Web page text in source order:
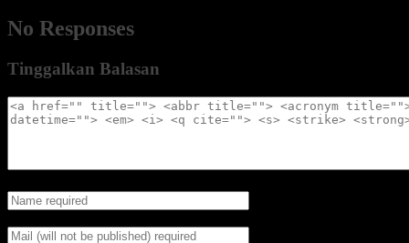
No Responses
Tinggalkan Balasan